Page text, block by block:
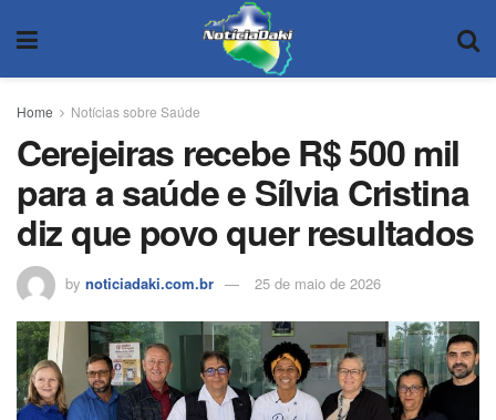
Home Notícias sobre Saúde
Cerejeiras recebe R$ 500 mil
para a saúde e Sílvia Cristina
diz que povo quer resultados
by noticiadaki.com.br 25 de maio de 2026